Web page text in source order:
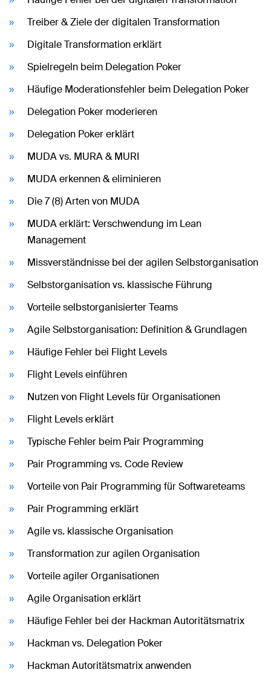
Treiber & Ziele der digitalen Transformation
Digitale Transformation erklärt
Spielregeln beim Delegation Poker
Häufige Moderationsfehler beim Delegation Poker
Delegation Poker moderieren
Delegation Poker erklärt
MUDA vs. MURA & MURI
MUDA erkennen & eliminieren
Die 7 (8) Arten von MUDA
MUDA erklärt: Verschwendung im Lean
Management
Missverständnisse bei der agilen Selbstorganisation
Selbstorganisation vs. klassische Führung
Vorteile selbstorganisierter Teams
Agile Selbstorganisation: Definition & Grundlagen
Häufige Fehler bei Flight Levels
Flight Levels einführen
Nutzen von Flight Levels für Organisationen
Flight Levels erklärt
Typische Fehler beim Pair Programming
Pair Programming vs. Code Review
Vorteile von Pair Programming für Softwareteams
Pair Programming erklärt
Agile vs. klassische Organisation
Transformation zur agilen Organisation
Vorteile agiler Organisationen
Agile Organisation erklärt
Häufige Fehler bei der Hackman Autoritätsmatrix
Hackman vs. Delegation Poker
Hackman Autoritätsmatrix anwenden